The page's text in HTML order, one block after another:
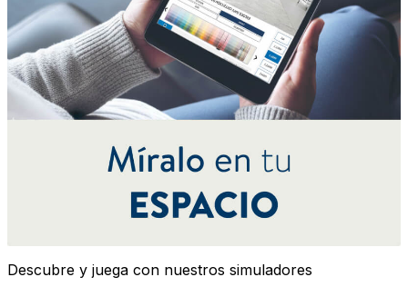
Descubre y juega con nuestros simuladores